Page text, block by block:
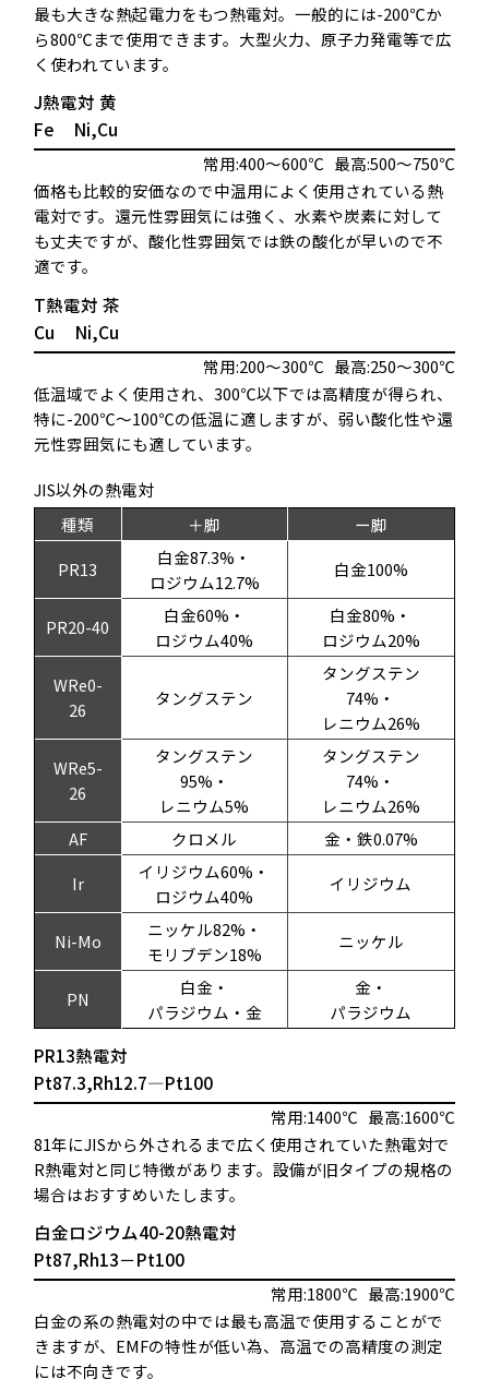
最も大きな熱起電力をもつ熱電対。一般的には-200℃か
ら800℃まで使用できます。大型火力、原子力発電等で広
く使われています。
J熱電対 黄
Fe
Ni,Cu
常用:400～600℃ 最高:500～750℃
価格も比較的安価なので中温用によく使用されている熱
電対です。還元性雰囲気には強く、水素や炭素に対して
も丈夫ですが、酸化性雰囲気では鉄の酸化が早いので不
適です。
T熱電対 茶
Cu
Ni,Cu
常用:200～300℃ 最高:250～300℃
低温域でよく使用され、300℃以下では高精度が得られ、
特に-200℃～100℃の低温に適しますが、弱い酸化性や還
元性雰囲気にも適しています。
JIS以外の熱電対
種類
＋脚
ー脚
PR13
白金87.3%・
ロジウム12.7%
白金100%
PR20-40
白金60%・
ロジウム40%
白金80%・
ロジウム20%
WRe0-
26
タングステン
タングステン
74%・
レニウム26%
WRe5-
26
タングステン
95%・
レニウム5%
タングステン
74%・
レニウム26%
AF
クロメル
金・鉄0.07%
Ir
イリジウム60%・
ロジウム40%
イリジウム
Ni-Mo
ニッケル82%・
モリブデン18%
ニッケル
PN
白金・
パラジウム・金
金・
パラジウム
PR13熱電対
Pt87.3,Rh12.7―Pt100
常用:1400℃ 最高:1600℃
81年にJISから外されるまで広く使用されていた熱電対で
R熱電対と同じ特徴があります。設備が旧タイプの規格の
場合はおすすめいたします。
白金ロジウム40-20熱電対
Pt87,Rh13－Pt100
常用:1800℃ 最高:1900℃
白金の系の熱電対の中では最も高温で使用することがで
きますが、EMFの特性が低い為、高温での高精度の測定
には不向きです。